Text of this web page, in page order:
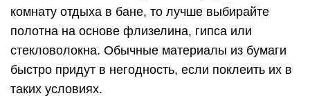
комнату отдыха в бане, то лучше выбирайте
полотна на основе флизелина, гипса или
стекловолокна. Обычные материалы из бумаги
быстро придут в негодность, если поклеить их в
таких условиях.